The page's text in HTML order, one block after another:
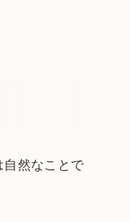
然なことで